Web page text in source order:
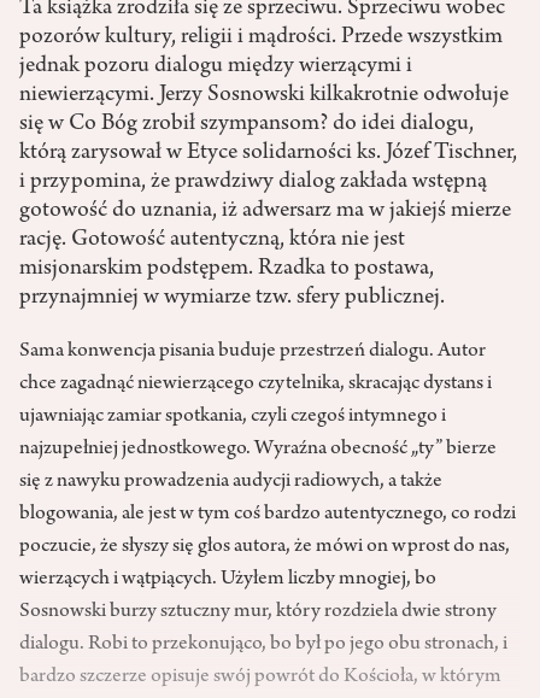
Ta książka zrodziła się ze sprzeciwu. Sprzeciwu wobec
pozorów kultury, religii i mądrości. Przede wszystkim
jednak pozoru dialogu między wierzącymi i
niewierzącymi. Jerzy Sosnowski kilkakrotnie odwołuje
się w Co Bóg zrobił szympansom? do idei dialogu,
którą zarysował w Etyce solidarności ks. Józef Tischner,
i przypomina, że prawdziwy dialog zakłada wstępną
gotowość do uznania, iż adwersarz ma w jakiejś mierze
rację. Gotowość autentyczną, która nie jest
misjonarskim podstępem. Rzadka to postawa,
przynajmniej w wymiarze tzw. sfery publicznej.
Sama konwencja pisania buduje przestrzeń dialogu. Autor
chce zagadnąć niewierzącego czytelnika, skracając dystans i
ujawniając zamiar spotkania, czyli czegoś intymnego i
najzupełniej jednostkowego. Wyraźna obecność „ty” bierze
się z nawyku prowadzenia audycji radiowych, a także
blogowania, ale jest w tym coś bardzo autentycznego, co rodzi
poczucie, że słyszy się głos autora, że mówi on wprost do nas,
wierzących i wątpiących. Użyłem liczby mnogiej, bo
Sosnowski burzy sztuczny mur, który rozdziela dwie strony
dialogu. Robi to przekonująco, bo był po jego obu stronach, i
bardzo szczerze opisuje swój powrót do Kościoła, w którym